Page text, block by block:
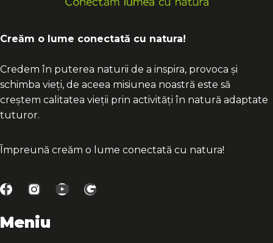
Creăm o lume conectată cu natura!
Credem în puterea naturii de a inspira, provoca și
schimba vieți, de aceea misiunea noastră este să
creștem calitatea vieții prin activități în natură adaptate
tuturor.
Împreună creăm o lume conectată cu natura!
Meniu